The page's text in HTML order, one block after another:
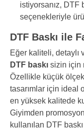
istiyorsanız, DTF
seçenekleriyle
DTF Baskı ile
Eğer kaliteli, detaylı
DTF baskı sizin için
Özellikle küçük
tasarımlar için ideal
en yüksek kalitede
Giyimden
kullanılan DTF